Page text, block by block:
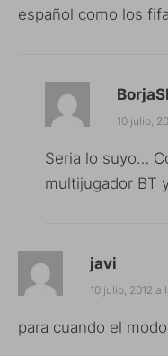
español como los
10 julio,
Seria lo suyo…
multijugador BT
javi
10 julio, 2012 a
para cuando el